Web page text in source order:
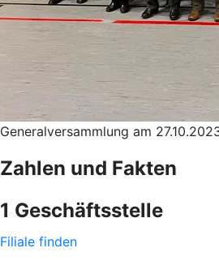
Generalversammlung am
Zahlen und Fakten
1 Geschäftsstelle
Filiale finden